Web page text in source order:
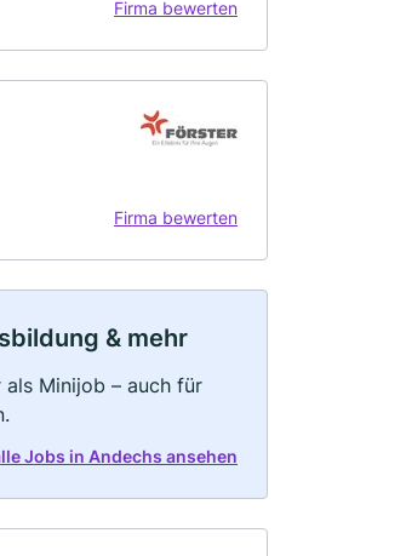
Firma bewerten
Firma bewerten
& mehr
Minijob – auch für
Jobs in Andechs ansehen